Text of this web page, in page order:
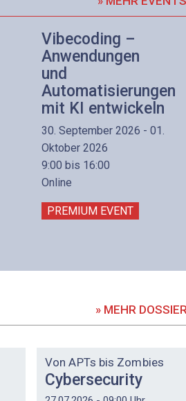
Vibecoding –
Anwendungen
und
Automatisierungen
mit KI entwickeln
30. September 2026 - 01.
Oktober 2026
9:00 bis 16:00
Online
PREMIUM EVENT
» MEHR
Von APTs bis Zombies
Cybersecurity